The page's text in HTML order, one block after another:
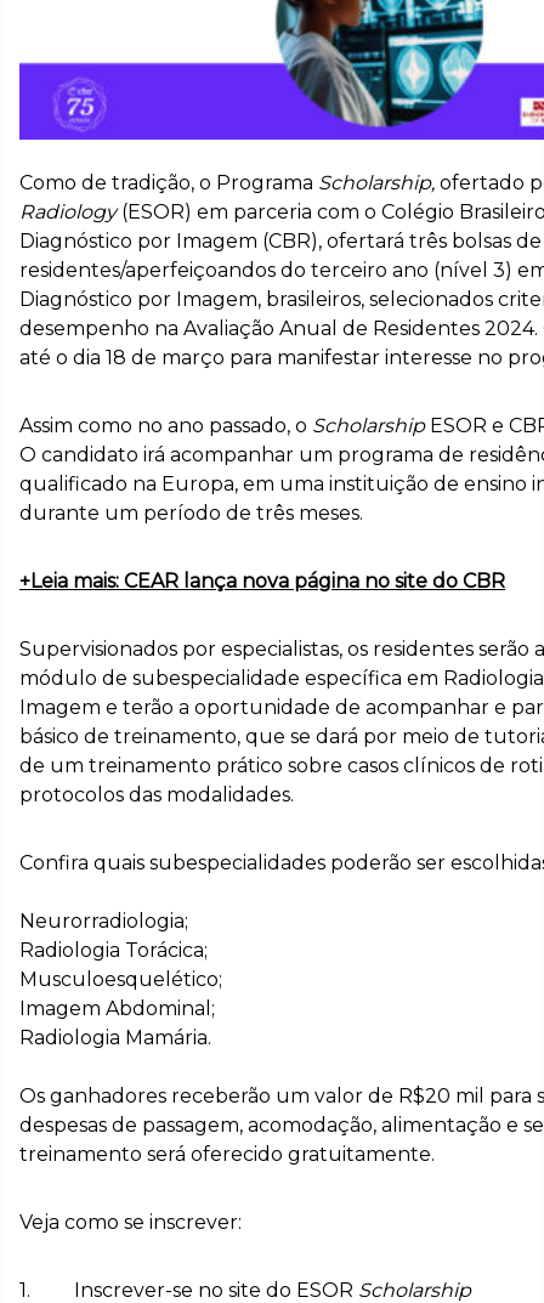
Como de tradição, o Programa Scholarship, ofertado
Radiology(ESOR) em parceria com o Colégio
Diagnóstico por Imagem (CBR), ofertará três bolsas
residentes/aperfeiçoandos do terceiro ano (nível 3)
Diagnóstico por Imagem, brasileiros, selecionados
desempenho na Avaliação Anual de Residentes
até o dia 18 de março para manifestar interesse no
Assim como no ano passado, o ScholarshipESOR e
O candidato irá acompanhar um programa de
qualificado na Europa, em uma instituição de ensino
durante um período de três meses.
+Leia mais: CEAR lança nova página no site do CBR
Supervisionados por especialistas, os residentes serão
módulo de subespecialidade específica em
Imagem e terão a oportunidade de acompanhar e
básico de treinamento, que se dará por meio de
de um treinamento prático sobre casos clínicos de
protocolos das modalidades.
Confira quais subespecialidades poderão ser
Neurorradiologia;
Radiologia Torácica;
Musculoesquelético;
Imagem Abdominal;
Radiologia Mamária.
Os ganhadores receberão um valor de R$20 mil para
despesas de passagem, acomodação, alimentação e
treinamento será oferecido gratuitamente.
Veja como se inscrever:
1. Inscrever-se no site do ESOR Scholarship